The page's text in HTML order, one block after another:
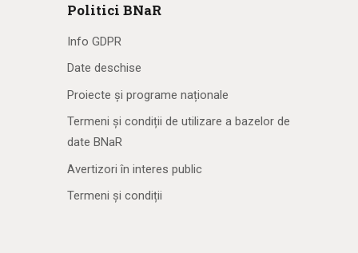
Politici BNaR
Info GDPR
Date deschise
Proiecte și programe naționale
Termeni și condiții de utilizare a bazelor de
date BNaR
Avertizori în interes public
Termeni și condiții